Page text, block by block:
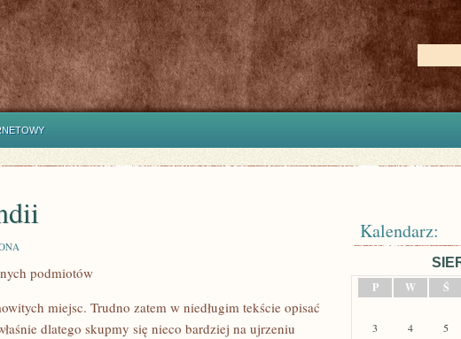
podmiotów
miejsc. Trudno zatem w niedługim tekście opisać
dlatego skupmy się nieco bardziej na ujrzeniu
Kalendarz:
P
W Ś
3
4 5